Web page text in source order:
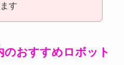
す
のおすすめロボット